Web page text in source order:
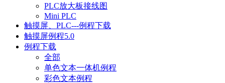
PLC放大板接线图
Mini PLC
触摸屏、PLC---例程下载
触摸屏例程5.0
例程下载
全部
单色文本一体机例程
彩色文本例程